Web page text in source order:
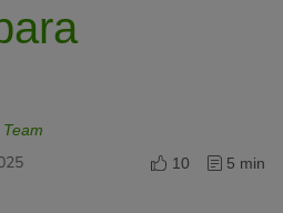
10 5 min